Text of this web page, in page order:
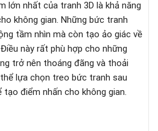
lớn nhất của tranh 3D là khả năng
không gian. Những bức tranh
tầm nhìn mà còn tạo ảo giác về
này rất phù hợp cho những
trở nên thoáng đãng và thoải
lựa chọn treo bức tranh sau
điểm nhấn cho không gian.